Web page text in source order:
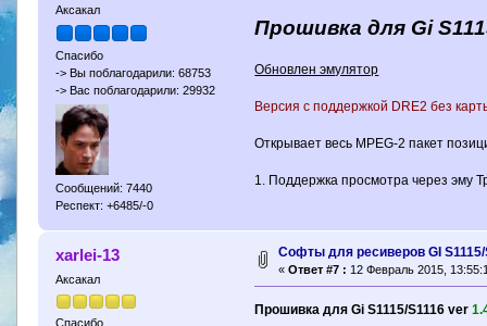
Аксакал
Спасибо
-> Вы поблагодарили: 68753
-> Вас поблагодарили: 29932
Сообщений: 7440
Респект: +6485/-0
Прошивка для Gi
Обновлен эмулятор
Версия с поддержкой DRE2 без
Открывает весь MPEG-2 пакет
1. Поддержка просмотра через эму
xarlei-13
Аксакал
Спасибо
Софты для ресиверов GI S1115/
« Ответ #7 : 12 Февраль 2015,
Прошивка для Gi S1115/S1116 ver